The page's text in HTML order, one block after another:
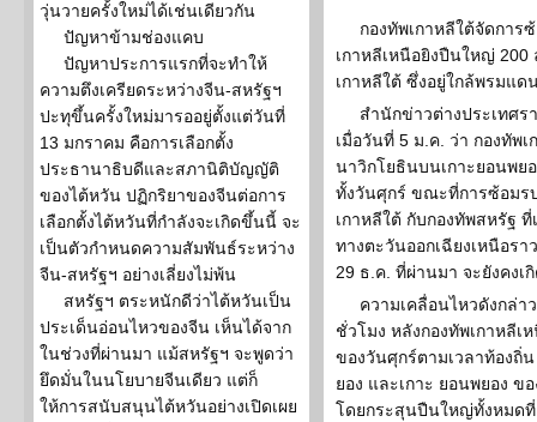
วุ่นวายครั้งใหม่ได้เช่นเดียวกัน
ปัญหาข้ามช่องแคบ
ปัญหาประการแรกที่จะทำให้
ความตึงเครียดระหว่างจีน-สหรัฐฯ
ปะทุขึ้นครั้งใหม่มารออยู่ตั้งแต่วันที่
13 มกราคม คือการเลือกตั้ง
ประธานาธิบดีและสภานิติบัญญัติ
ของไต้หวัน ปฏิกริยาของจีนต่อการ
เลือกตั้งไต้หวันที่กำลังจะเกิดขึ้นนี้ จะ
เป็นตัวกำหนดความสัมพันธ์ระหว่าง
จีน-สหรัฐฯ อย่างเลี่ยงไม่พ้น
สหรัฐฯ ตระหนักดีว่าไต้หวันเป็น
ประเด็นอ่อนไหวของจีน เห็นได้จาก
ในช่วงที่ผ่านมา แม้สหรัฐฯ จะพูดว่า
ยึดมั่นในนโยบายจีนเดียว แต่ก็
ให้การสนับสนุนไต้หวันอย่างเปิดเผย
กองทัพเกาหลีใต้จัดการ
เกาหลีเหนือยิงปืนใหญ่ 200
เกาหลีใต้ ซึ่งอยู่ใกล้พรมแด
สำนักข่าวต่างประเทศร
เมื่อวันที่ 5 ม.ค. ว่า กองทัพ
นาวิกโยธินบนเกาะยอนพย
ทั้งวันศุกร์ ขณะที่การซ้อมร
เกาหลีใต้ กับกองทัพสหรัฐ
ทางตะวันออกเฉียงเหนือร
29 ธ.ค. ที่ผ่านมา จะยังคงเ
ความเคลื่อนไหวดังกล่า
ชั่วโมง หลังกองทัพเกาหลีเ
ของวันศุกร์ตามเวลาท้องถิ่
ยอง และเกาะ ยอนพยอง ข
โดยกระสุนปืนใหญ่ทั้งหมดที่